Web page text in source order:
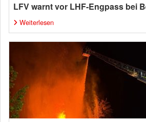
LFV warnt vor LHF-Engpass bei
Weiterlesen